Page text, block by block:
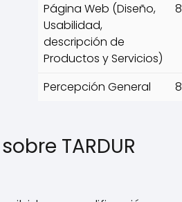
Página Web (Diseño,
Usabilidad,
descripción de
Productos y Servicios)
Percepción General
TARDUR